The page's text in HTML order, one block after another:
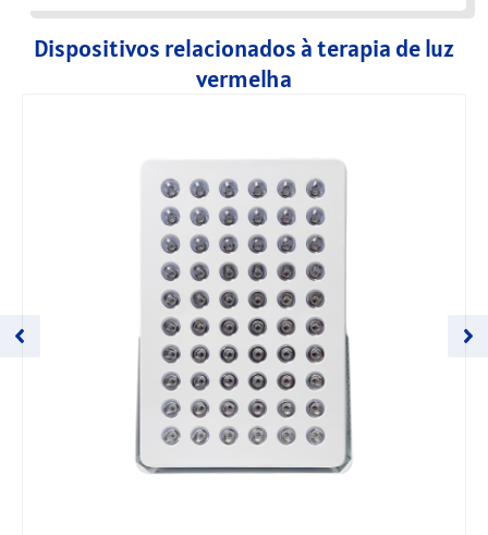
Dispositivos relacionados à terapia de luz
vermelha